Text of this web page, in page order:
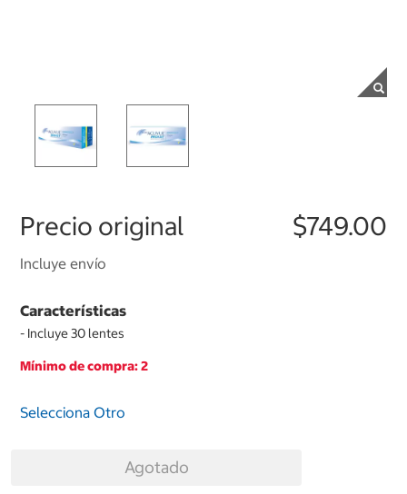
Precio original $749.00
Incluye envío
Características
- Incluye 30 lentes
Mínimo de compra: 2
Selecciona Otro
Agotado